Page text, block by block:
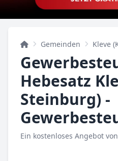
Gemeinden Kleve
Hebesatz
Steinburg) -
Ein kostenloses Angebot von